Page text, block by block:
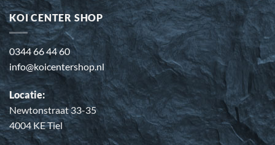
KOI CENTER SHOP
0344 66 44 60
info@koicentershop.nl
Locatie:
Newtonstraat 33-35
4004 KE Tiel